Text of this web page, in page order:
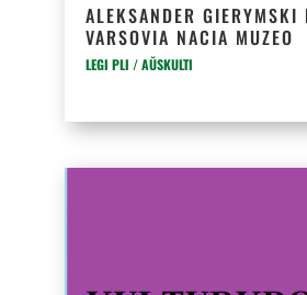
ALEKSANDER GIERYMSKI
VARSOVIA NACIA MUZEO
LEGI PLI / AŬSKULTI